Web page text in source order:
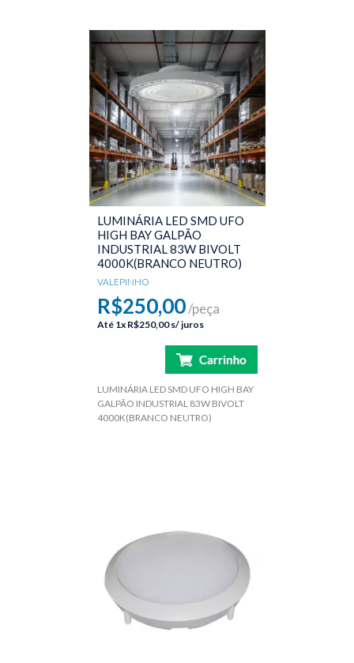
LUMINÁRIA LED SMD UFO
HIGH BAY GALPÃO
INDUSTRIAL 83W BIVOLT
4000K(BRANCO NEUTRO)
VALEPINHO
R$250,00/peça
Até 1x R$250,00s/ juros
LUMINÁRIA LED SMD UFO HIGH BAY
GALPÃO INDUSTRIAL 83W BIVOLT
4000K(BRANCO NEUTRO)